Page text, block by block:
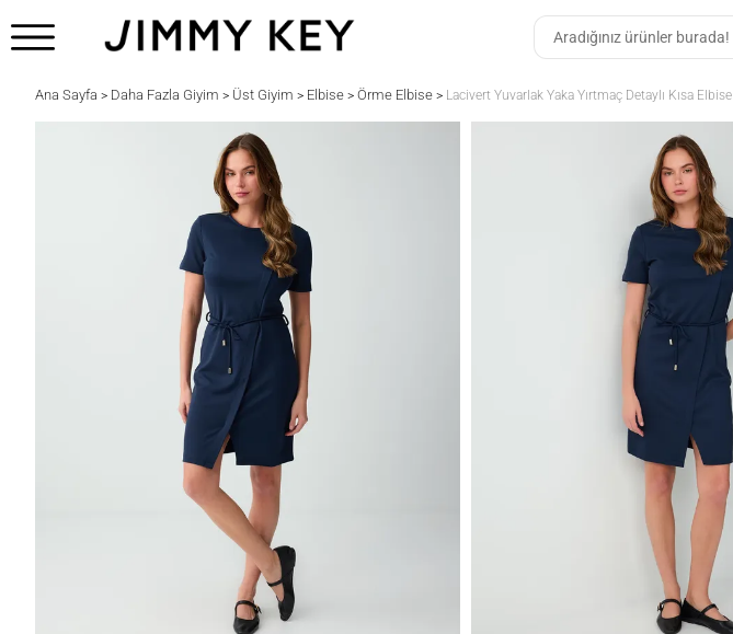
Ana Sayfa > Daha Fazla Giyim > Üst Giyim > Elbise > Örme Elbise > Lacivert Yuvarlak Yaka Yırtmaç Detaylı Kısa Elbise